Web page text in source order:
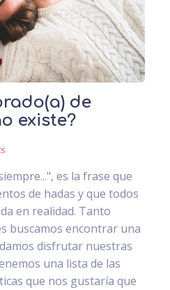
de
existe?
es la frase que
de hadas y que todos
en realidad. Tanto
buscamos encontrar una
disfrutar nuestras
una lista de las
que nos gustaría que